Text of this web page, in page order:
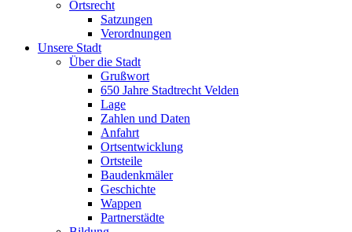
Ortsrecht
Satzungen
Verordnungen
Unsere Stadt
Über die Stadt
Grußwort
650 Jahre Stadtrecht Velden
Lage
Zahlen und Daten
Anfahrt
Ortsentwicklung
Ortsteile
Baudenkmäler
Geschichte
Wappen
Partnerstädte